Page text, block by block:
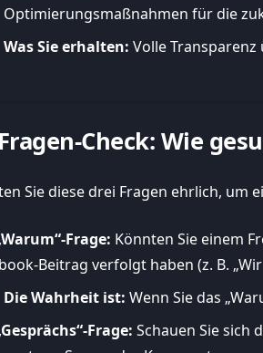
Optimierungsmaßnahmen für die
Was Sie erhalten: Volle
Check: Wie
Sie diese drei Fragen ehrlich, um
Frage: Könnten Sie einem
Beitrag verfolgt haben (z. B.
Die Wahrheit ist: Wenn Sie das
Frage: Schauen Sie sich